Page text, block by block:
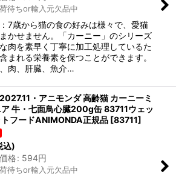
待ちor輸入元欠品中
7歳から猫の食の好みは様々で、愛猫
かせません。「カーニー」のシリーズ
肉を素早く丁寧に加工処理しているた
まれる栄養素を保つことができます。
肉、肝臓、魚介…
・アニモンダ 高齢猫 カーニーミ
ア 牛・七面鳥心臓200g缶 83711ウェッ
トフードANIMONDA正規品 [83711]
込)
格: 594円
待ちor輸入元欠品中